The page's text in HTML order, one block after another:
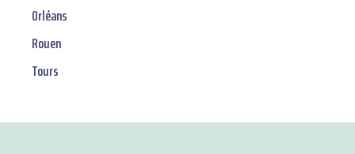
Orléans
Rouen
Tours